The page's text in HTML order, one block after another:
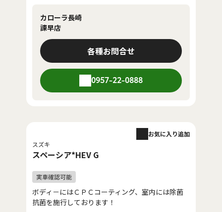
カローラ長崎
諫早店
各種お問合せ
0957-22-0888
スズキ
スペーシア*HEV G
お気に入り追加
ボディ－にはＣＰＣコーティング、室内には除菌
抗菌を施行しております！